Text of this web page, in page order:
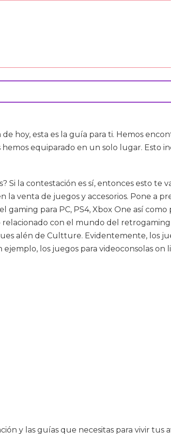
de hoy, esta es la guía para ti. Hemos
hemos equiparado en un solo lugar. Esto
Si la contestación es sí, entonces esto
venta de juegos y accesorios. Pone a
para PC, PS4, Xbox One así
con el mundo del
alén de Cultture. Evidentemente, los
los juegos para videoconsolas on
y las guías que necesitas para vivir tus